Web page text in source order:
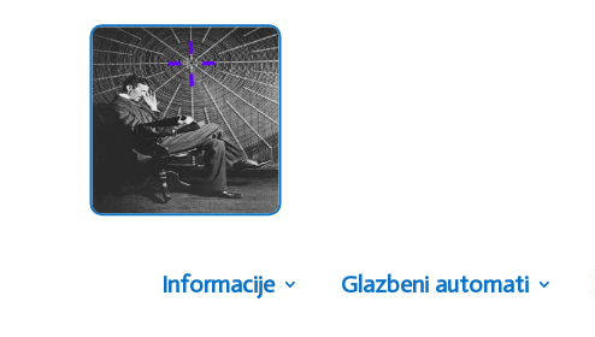
Informacije Glazbeni automati